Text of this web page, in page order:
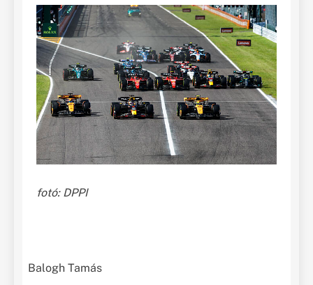
fotó: DPPI
Balogh Tamás